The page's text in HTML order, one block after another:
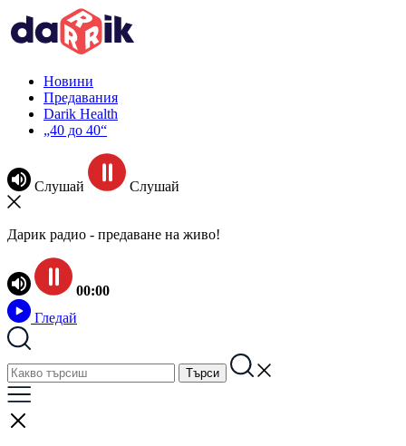
Новини
Предавания
Darik Health
„40 до 40“
Слушай Слушай
Дарик радио - предаване на живо!
00:00
Гледай